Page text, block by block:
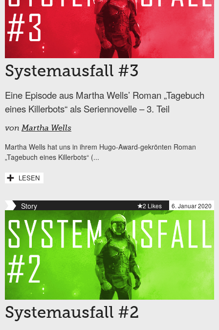
Systemausfall #3
Eine Episode aus Martha Wells’ Roman „Tagebuch
eines Killerbots“ als Seriennovelle – 3. Teil
vonMartha Wells
Martha Wells hat uns in ihrem Hugo-Award-gekrönten Roman
„Tagebuch eines Killerbots“ (...
LESEN
Story 6. Januar 2020
2 Likes
Systemausfall #2